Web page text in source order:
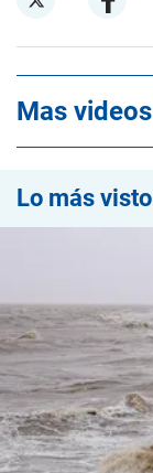
Mas videos
Lo más visto